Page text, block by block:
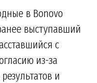
в Bonovo
выступавший
с
из-за
и